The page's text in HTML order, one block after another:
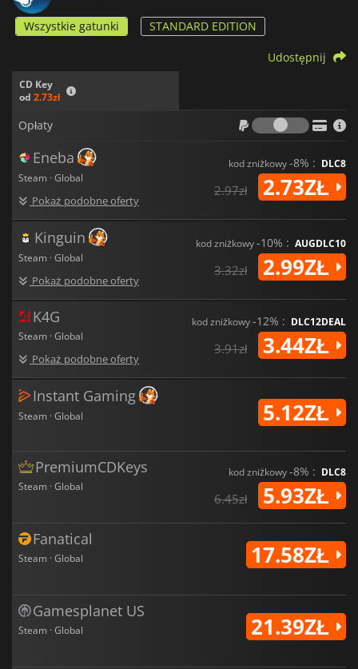
Wszystkie gatunki STANDARD EDITION
CD Key
od 2.73zł
Udostępnij
Opłaty
Opłaty
Eneba
Steam · Global
Pokaż podobne oferty
kod zniżkowy-8% : DLC8
2.97zł 2.73ZŁ
Kinguin
Steam · Global
Pokaż podobne oferty
kod zniżkowy-10% : AUGDLC10
3.32zł 2.99ZŁ
K4G
Steam · Global
Pokaż podobne oferty
kod zniżkowy-12% : DLC12DEAL
3.91zł 3.44ZŁ
Instant Gaming
Steam · Global 5.12ZŁ
PremiumCDKeys
Steam · Global
kod zniżkowy-8% : DLC8
6.45zł 5.93ZŁ
Fanatical
Steam · Global 17.58ZŁ
Gamesplanet US
Steam · Global 21.39ZŁ